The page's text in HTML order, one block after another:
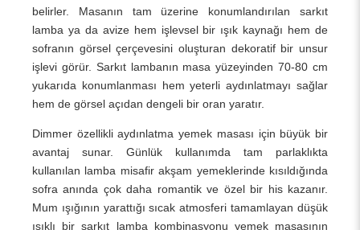
belirler. Masanın tam üzerine konumlandırılan sarkıt
lamba ya da avize hem işlevsel bir ışık kaynağı hem de
sofranın görsel çerçevesini oluşturan dekoratif bir unsur
işlevi görür. Sarkıt lambanın masa yüzeyinden 70-80 cm
yukarıda konumlanması hem yeterli aydınlatmayı sağlar
hem de görsel açıdan dengeli bir oran yaratır.
Dimmer özellikli aydınlatma yemek masası için büyük bir
avantaj sunar. Günlük kullanımda tam parlaklıkta
kullanılan lamba misafir akşam yemeklerinde kısıldığında
sofra anında çok daha romantik ve özel bir his kazanır.
Mum ışığının yarattığı sıcak atmosferi tamamlayan düşük
ışıklı bir sarkıt lamba kombinasyonu yemek masasının